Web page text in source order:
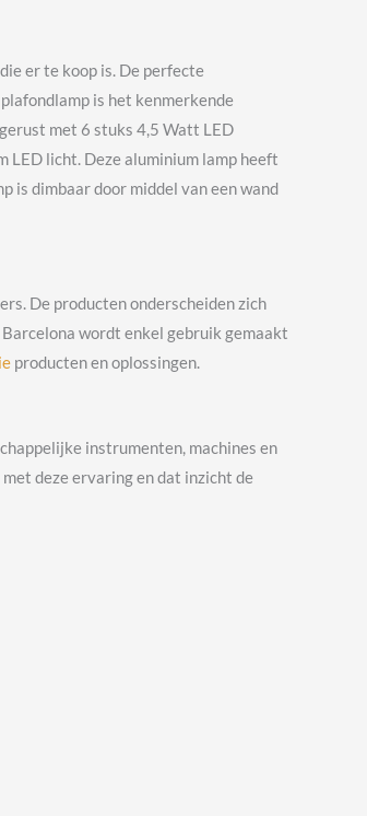
er te koop is. De perfecte
is het kenmerkende
met 6 stuks 4,5 Watt LED
licht. Deze aluminium lamp heeft
is dimbaar door middel van een wand
De producten onderscheiden zich
wordt enkel gebruik gemaakt
producten en oplossingen.
instrumenten, machines en
deze ervaring en dat inzicht de